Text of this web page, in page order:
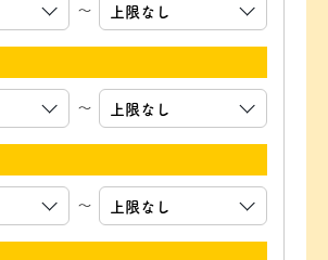
～
～
～